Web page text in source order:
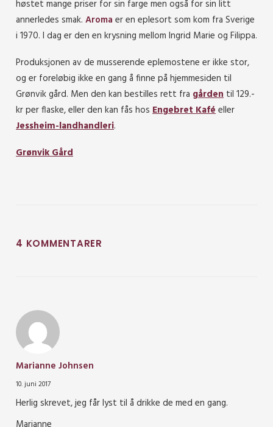
høstet mange priser for sin farge men også for sin litt
annerledes smak. Aroma er en eplesort som kom fra Sverige
i 1970. I dag er den en krysning mellom Ingrid Marie og Filippa.
Produksjonen av de musserende eplemostene er ikke stor,
og er foreløbig ikke en gang å finne på hjemmesiden til
Grønvik gård. Men den kan bestilles rett fra gården til 129.-
kr per flaske, eller den kan fås hos Engebret Kaféeller
Jessheim-landhandleri.
Grønvik Gård
4 KOMMENTARER
Marianne Johnsen
10. juni 2017
Herlig skrevet, jeg får lyst til å drikke de med en gang.